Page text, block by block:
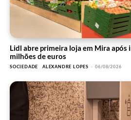
Lidl abre primeira loja em Mira após
milhões de euros
SOCIEDADE ALEXANDRE LOPES - 06/08/2026